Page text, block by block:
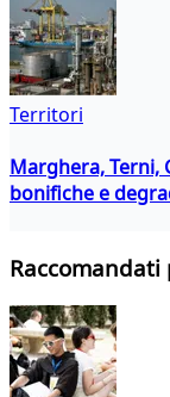
Territori
Marghera, Terni,
bonifiche e
Raccomandati